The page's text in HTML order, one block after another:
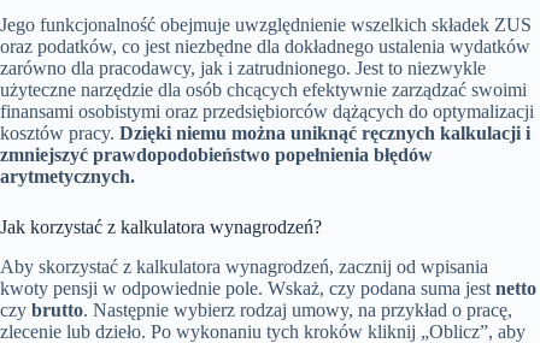
Jego funkcjonalność obejmuje uwzględnienie wszelkich składek ZUS
oraz podatków, co jest niezbędne dla dokładnego ustalenia wydatków
zarówno dla pracodawcy, jak i zatrudnionego. Jest to niezwykle
użyteczne narzędzie dla osób chcących efektywnie zarządzać swoimi
finansami osobistymi oraz przedsiębiorców dążących do optymalizacji
kosztów pracy. Dzięki niemu można uniknąć ręcznych kalkulacji i
zmniejszyć prawdopodobieństwo popełnienia błędów
arytmetycznych.
Jak korzystać z kalkulatora wynagrodzeń?
Aby skorzystać z kalkulatora wynagrodzeń, zacznij od wpisania
kwoty pensji w odpowiednie pole. Wskaż, czy podana suma jest netto
czy brutto. Następnie wybierz rodzaj umowy, na przykład o pracę,
zlecenie lub dzieło. Po wykonaniu tych kroków kliknij „Oblicz”, aby